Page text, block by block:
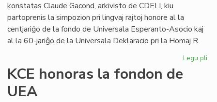
konstatas Claude Gacond, arkivisto de CDELI, kiu
partoprenis la simpozion pri lingvaj rajtoj honore al la
centjariĝo de la fondo de Universala Esperanto-Asocio kaj
al la 60-jariĝo de la Universala Deklaracio pri la Homaj R
Legu pli
KCE honoras la fondon de
UEA